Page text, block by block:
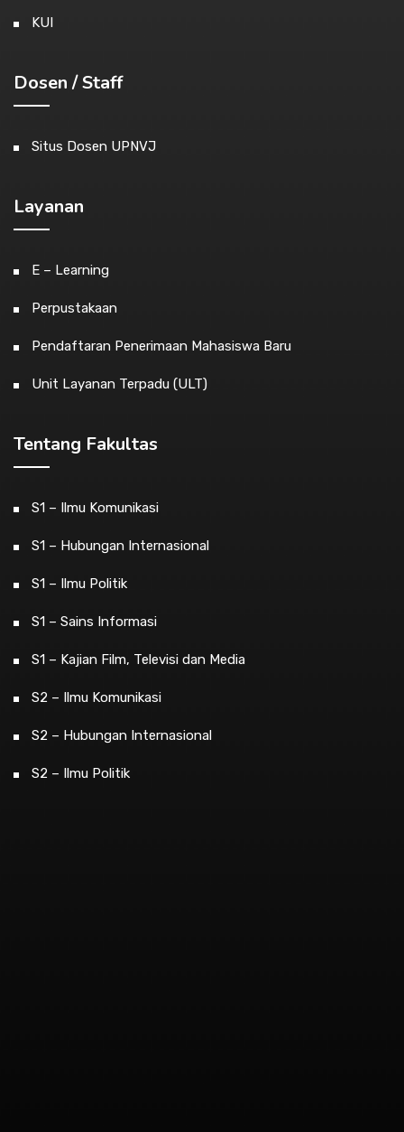
KUI
Dosen / Staff
Situs Dosen UPNVJ
Layanan
E – Learning
Perpustakaan
Pendaftaran Penerimaan Mahasiswa Baru
Unit Layanan Terpadu (ULT)
Tentang Fakultas
S1 – Ilmu Komunikasi
S1 – Hubungan Internasional
S1 – Ilmu Politik
S1 – Sains Informasi
S1 – Kajian Film, Televisi dan Media
S2 – Ilmu Komunikasi
S2 – Hubungan Internasional
S2 – Ilmu Politik